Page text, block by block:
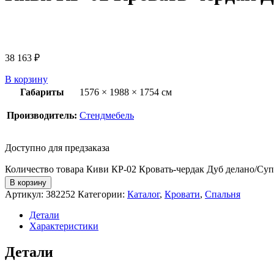
38 163 ₽
В корзину
Габариты
1576 × 1988 × 1754 см
Производитель: Стендмебель
Доступно для предзаказа
Количество товара Киви КР-02 Кровать-чердак Дуб делано/
В корзину
Артикул: 382252 Категории: Каталог, Кровати, Спальня
Детали
Характеристики
Детали